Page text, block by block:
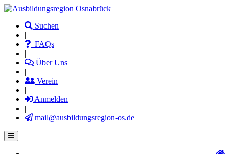
Direkt
Inhalt
Suchen
|
FAQs
|
Über Uns
|
Verein
|
Anmelden
|
mail@ausbildungsregion-os.de